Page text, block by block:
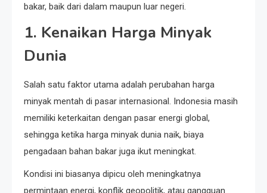
bakar, baik dari dalam maupun luar negeri.
1. Kenaikan Harga Minyak
Dunia
Salah satu faktor utama adalah perubahan harga
minyak mentah di pasar internasional. Indonesia masih
memiliki keterkaitan dengan pasar energi global,
sehingga ketika harga minyak dunia naik, biaya
pengadaan bahan bakar juga ikut meningkat.
Kondisi ini biasanya dipicu oleh meningkatnya
permintaan energi, konflik geopolitik, atau gangguan